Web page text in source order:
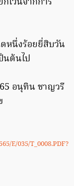
หนึ่งร้อยยี่สิบวัน
นต้นไป
อนุทิน ชาญวรี
E/035/T_0008.PDF?